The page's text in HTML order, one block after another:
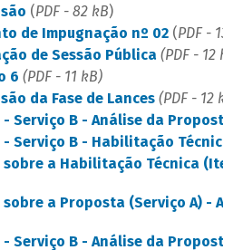
(PDF - 82 kB)
de Impugnação nº 02(PDF - 136
de Sessão Pública (PDF - 12 kB)
6 (PDF - 11 kB)
da Fase de Lances (PDF - 12 kB)
Serviço B - Análise da Proposta
Serviço B - Habilitação Técnica
sobre a Habilitação Técnica
sobre a Proposta (Serviço A) -
- Serviço B - Análise da Proposta